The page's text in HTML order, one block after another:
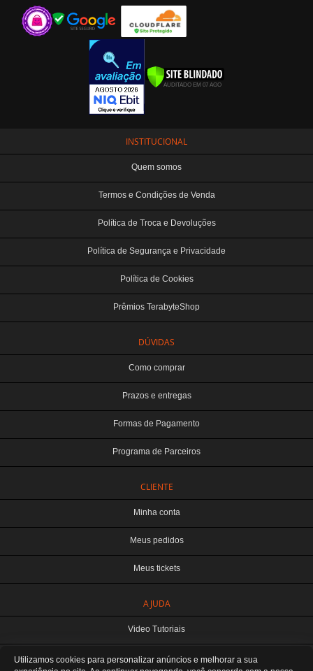
INSTITUCIONAL
Quem somos
Termos e Condições de Venda
Política de Troca e Devoluções
Política de Segurança e Privacidade
Política de Cookies
Prêmios TerabyteShop
DÚVIDAS
Como comprar
Prazos e entregas
Formas de Pagamento
Programa de Parceiros
CLIENTE
Minha conta
Meus pedidos
Meus tickets
AJUDA
Video Tutoriais
Manuseio do Produto
TERABYTE ATACADO E VAREJO DE PRODUTOS DE INFORMATICA LTDA
CNPJ: 07.993.973/0001-18 | Curitiba-PR
do Google se aplicam.
De segunda a sexta das 8:30 às 12H / 13H às 18H
Utilizamos cookies para personalizar anúncios e melhorar a sua